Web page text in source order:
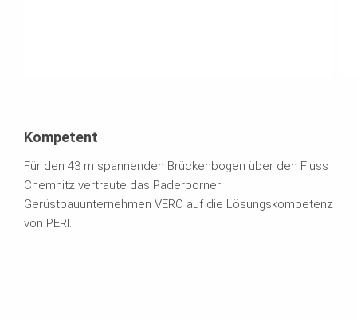
Kompetent
Für den 43 m spannenden Brückenbogen über den Fluss
Chemnitz vertraute das Paderborner
Gerüstbauunternehmen VERO auf die Lösungskompetenz
von PERI.